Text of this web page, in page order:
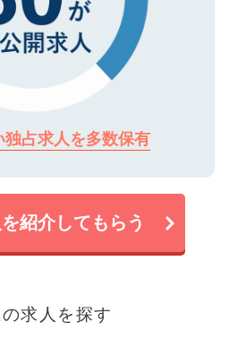
独占求人を多数保有
紹介してもらう
求人を探す